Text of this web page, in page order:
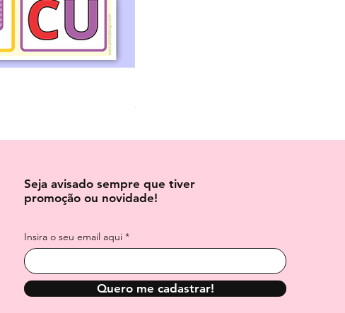
Preço normal
R$ 6,00
Seja avisado sempre que tiver
promoção ou novidade!
Insira o seu email aqui
Quero me cadastrar!